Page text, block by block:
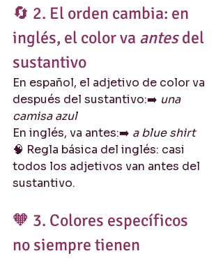
🔄 2. El orden cambia: en
inglés, el color va antes del
sustantivo
En español, el adjetivo de color va
después del sustantivo:➡️ una
camisa azul
En inglés, va antes:➡️ a blue shirt
🧠 Regla básica del inglés: casi
todos los adjetivos van antes del
sustantivo.
🧡 3. Colores específicos
no siempre tienen